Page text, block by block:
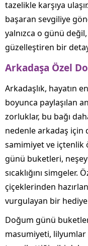
tazelikle karşıya
başaran sevgiliye
yalnızca o günü
güzelleştiren bir
Arkadaşa Özel
Arkadaşlık, hayatın
boyunca paylaşılan
zorluklar, bu bağı
nedenle arkadaş için
samimiyet ve içtenlik
günü buketleri,
sıcaklığını simgeler.
çiçeklerinden
vurgulayan bir
Doğum günü
masumiyeti,